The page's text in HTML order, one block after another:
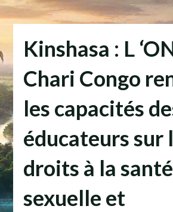
Kinshasa : L
Chari Congo
les capacités
éducateurs sur
droits à la santé
sexuelle et